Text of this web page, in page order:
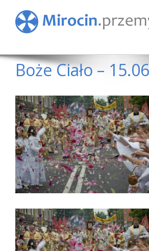
Boże Ciało –
View
Larger
Image